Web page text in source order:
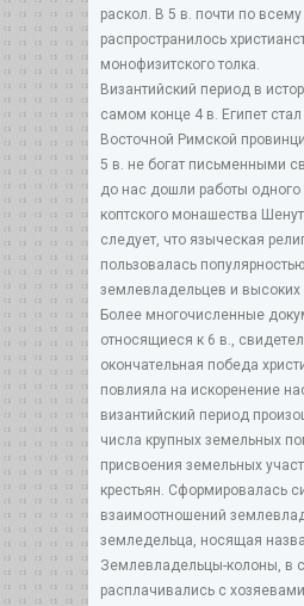
раскол. В 5 в. почти по всему
распространилось
монофизитского толка.
Византийский период в
самом конце 4 в. Египет
Восточной Римской
5 в. не богат письменными
до нас дошли работы одного
коптского монашества
следует, что языческая
пользовалась
землевладельцев и
Более многочисленные
относящиеся к 6 в.,
окончательная победа
повлияла на искоренение
византийский период
числа крупных земельных
присвоения земельных
крестьян. Сформировалась
взаимоотношений
земледельца, носящая
Землевладельцы-колоны, в
расплачивались с